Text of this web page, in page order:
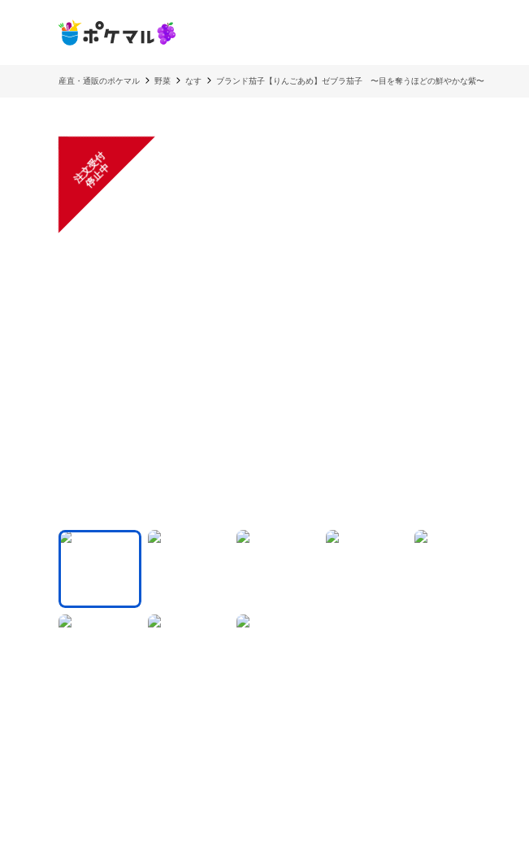
産直・通販のポケマル 野菜 なす ブランド茄子【りんごあめ】ゼブラ茄子 〜目を奪うほどの鮮やかな紫〜
注
文
受
付
停
止
中